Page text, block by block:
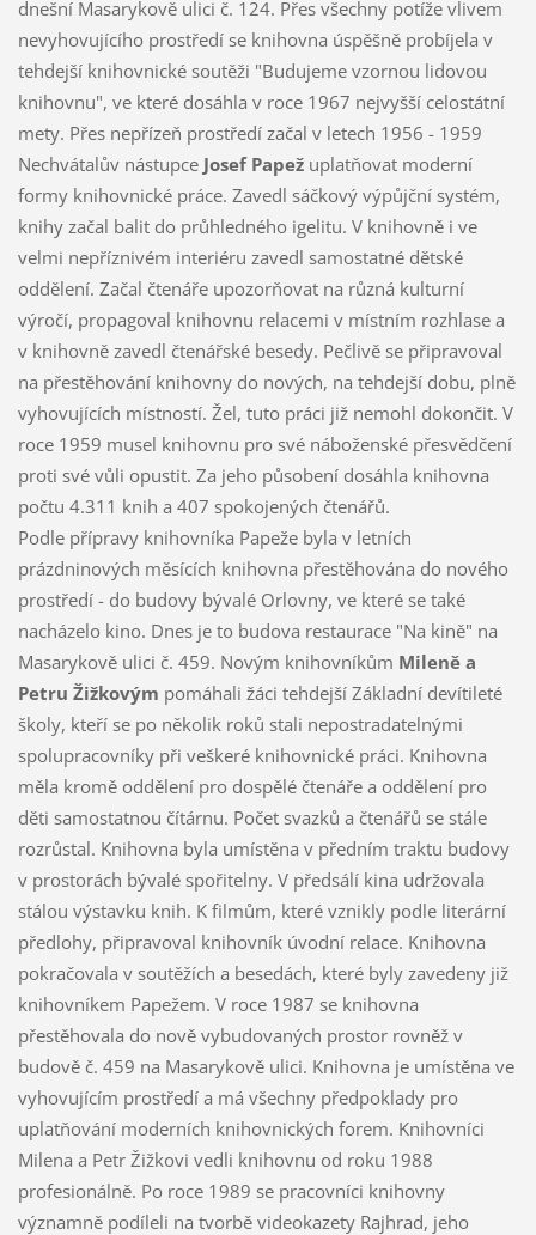
dnešní Masarykově ulici č. 124. Přes všechny potíže vlivem
nevyhovujícího prostředí se knihovna úspěšně probíjela v
tehdejší knihovnické soutěži "Budujeme vzornou lidovou
knihovnu", ve které dosáhla v roce 1967 nejvyšší celostátní
mety. Přes nepřízeň prostředí začal v letech 1956 - 1959
Nechvátalův nástupce Josef Papežuplatňovat moderní
formy knihovnické práce. Zavedl sáčkový výpůjční systém,
knihy začal balit do průhledného igelitu. V knihovně i ve
velmi nepříznivém interiéru zavedl samostatné dětské
oddělení. Začal čtenáře upozorňovat na různá kulturní
výročí, propagoval knihovnu relacemi v místním rozhlase a
v knihovně zavedl čtenářské besedy. Pečlivě se připravoval
na přestěhování knihovny do nových, na tehdejší dobu, plně
vyhovujících místností. Žel, tuto práci již nemohl dokončit. V
roce 1959 musel knihovnu pro své náboženské přesvědčení
proti své vůli opustit. Za jeho působení dosáhla knihovna
počtu 4.311 knih a 407 spokojených čtenářů.
Podle přípravy knihovníka Papeže byla v letních
prázdninových měsících knihovna přestěhována do nového
prostředí - do budovy bývalé Orlovny, ve které se také
nacházelo kino. Dnes je to budova restaurace "Na kině" na
Masarykově ulici č. 459. Novým knihovníkům Mileně a
Petru Žižkovým pomáhali žáci tehdejší Základní devítileté
školy, kteří se po několik roků stali nepostradatelnými
spolupracovníky při veškeré knihovnické práci. Knihovna
měla kromě oddělení pro dospělé čtenáře a oddělení pro
děti samostatnou čítárnu. Počet svazků a čtenářů se stále
rozrůstal. Knihovna byla umístěna v předním traktu budovy
v prostorách bývalé spořitelny. V předsálí kina udržovala
stálou výstavku knih. K filmům, které vznikly podle literární
předlohy, připravoval knihovník úvodní relace. Knihovna
pokračovala v soutěžích a besedách, které byly zavedeny již
knihovníkem Papežem. V roce 1987 se knihovna
přestěhovala do nově vybudovaných prostor rovněž v
budově č. 459 na Masarykově ulici. Knihovna je umístěna ve
vyhovujícím prostředí a má všechny předpoklady pro
uplatňování moderních knihovnických forem. Knihovníci
Milena a Petr Žižkovi vedli knihovnu od roku 1988
profesionálně. Po roce 1989 se pracovníci knihovny
významně podíleli na tvorbě videokazety Rajhrad, jeho